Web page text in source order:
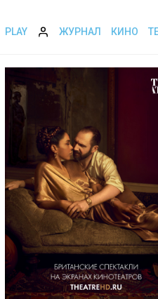
PLAY ЖУРНАЛ КИНО